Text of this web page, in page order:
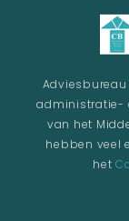
administratie-
van het
hebben veel
het